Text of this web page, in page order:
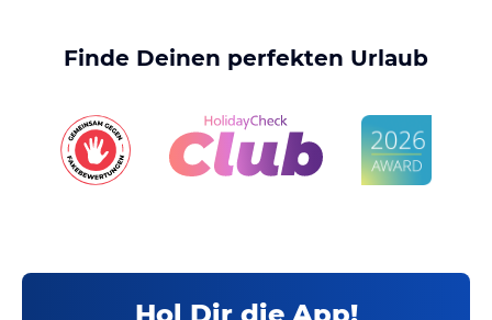
Finde Deinen perfekten Urlaub